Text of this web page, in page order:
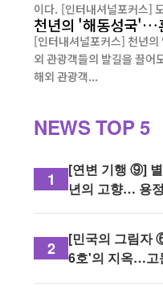
이다. [인터내셔널포
천년의 '해동성국'…
[인터내셔널포커스] 천년의
외 관광객들의 발길을 끌어
해외 관광객...
NEWS TOP 5
1
[연변 기행 ⑨]
년의 고향… 용
2
[민국의 그림자
6호'의 지옥…고